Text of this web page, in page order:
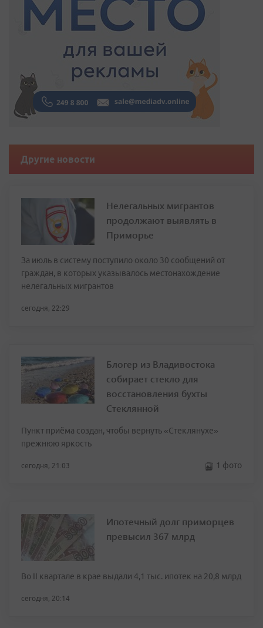
Другие новости
Нелегальных мигрантов
продолжают выявлять в
Приморье
За июль в систему поступило около 30 сообщений от
граждан, в которых указывалось местонахождение
нелегальных мигрантов
сегодня, 22:29
Блогер из Владивостока
собирает стекло для
восстановления бухты
Стеклянной
Пункт приёма создан, чтобы вернуть «Стеклянухе»
прежнюю яркость
сегодня, 21:03 1 фото
Ипотечный долг приморцев
превысил 367 млрд
Во II квартале в крае выдали 4,1 тыс. ипотек на 20,8 млрд
сегодня, 20:14